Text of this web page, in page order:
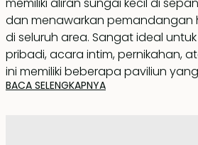
memiliki aliran sungai kecil di
dan menawarkan pemandangan
di seluruh area. Sangat ideal
pribadi, acara intim, pernikahan,
ini memiliki beberapa paviliun
indah di sekeliling kolam renang
BACA SELENGKAPNYA